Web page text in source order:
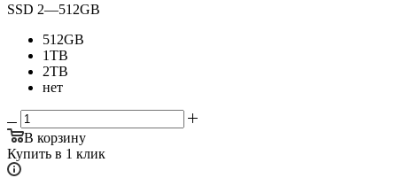
SSD 2—512GB
512GB
1TB
2TB
нет
В корзину
Купить в 1 клик